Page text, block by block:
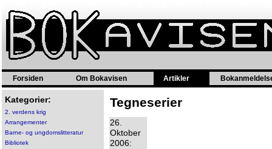
Forsiden Om Bokavisen Artikler
Kategorier:
2. verdens krig
Arrangementer
Barne- og ungdomslitteratur
Bibliotek
Tegneserier
26.
Oktober
2006: